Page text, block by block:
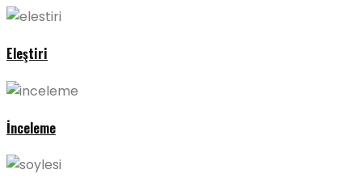
Eleştiri
İnceleme